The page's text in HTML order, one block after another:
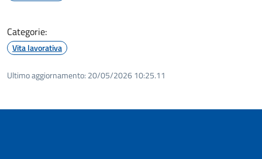
Categorie:
Vita lavorativa
Ultimo aggiornamento: 20/05/2026 10:25.11